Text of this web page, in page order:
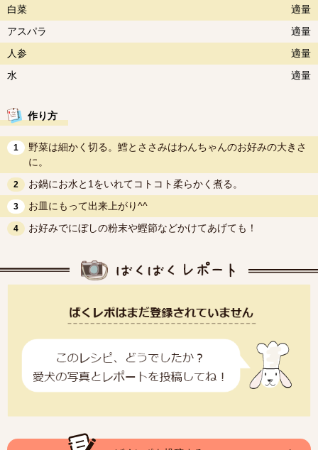
白菜
適量
アスパラ
適量
人参
適量
水
適量
作り方
1
野菜は細かく切る。鱈とささみはわんちゃんのお好みの大きさ
に。
2 お鍋にお水と1をいれてコトコト柔らかく煮る。
3 お皿にもって出来上がり^^
4 お好みでにぼしの粉末や鰹節などかけてあげても！